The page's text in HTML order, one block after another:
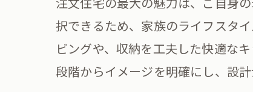
択できるため、家族のライフスタ
ビングや、収納を工夫した快適な
段階からイメージを明確にし、設